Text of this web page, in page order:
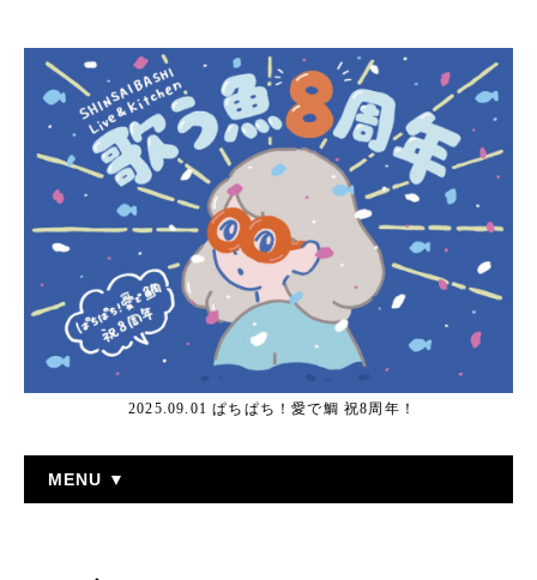
2025.09.01 ぱちぱち！愛で鯛 祝8周年！
MENU ▼